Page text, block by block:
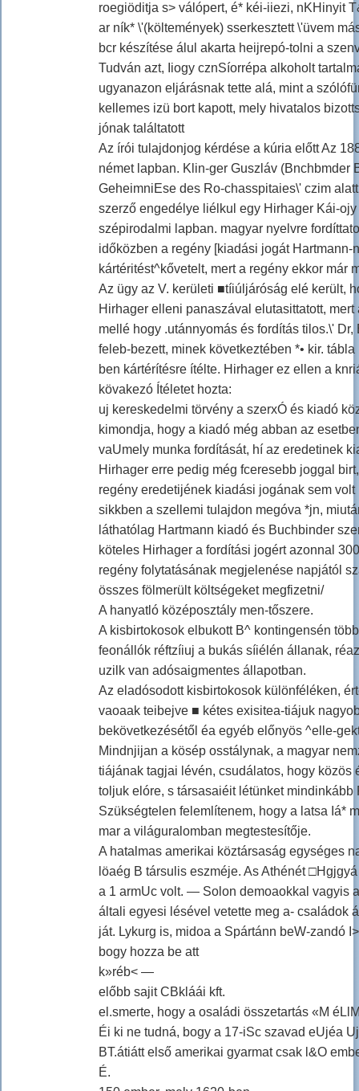
roegiöditja s> válópert, é* kéi-iiezi, nKHinyit
ar ník* \'(költemények) sserkesztett \'üvem
bcr készítése álul akarta heijrepó-tolni a
Tudván azt, Iiogy cznSíorrépa alkoholt
ugyanazon eljárásnak tette alá, mint a
kellemes izü bort kapott, mely hivatalos
jónak találtatott
Az írói tulajdonjog kérdése a kúria előtt Az
német lapban. Klin-ger Guszláv (Bnchbmder
GeheimniEse des Ro-chasspitaies\' czim
szerző engedélye liélkul egy Hirhager Kái-
szépirodalmi lapban. magyar nyelvre
időközben a regény [kiadási jogát Hartmann-
kártéritést^kővetelt, mert a regény ekkor már
Az ügy az V. kerületi ■tíiúljáróság elé került,
Hirhager elleni panaszával elutasittatott,
mellé hogy .utánnyomás és fordítás tilos.\'
feleb-bezett, minek következtében *• kir.
ben kártérítésre ítélte. Hirhager ez ellen a
kövakezó Ítéletet hozta:
uj kereskedelmi törvény a szerxÓ és kiadó
kimondja, hogy a kiadó még abban az
vaUmely munka fordítását, hí az eredetinek
Hirhager erre pedig még fceresebb joggal
regény eredetijének kiadási jogának sem
sikkben a szellemi tulajdon megóva *jn,
láthatólag Hartmann kiadó és Buchbinder
köteles Hirhager a fordítási jogért azonnal
regény folytatásának megjelenése napjától
összes fölmerült költségeket megfizetni/
A hanyatló középosztály men-tőszere.
A kisbirtokosok elbukott B^ kontingensén
feonállók réftzíiuj a bukás síiélén állanak,
uzilk van adósaigmentes állapotban.
Az eladósodott kisbirtokosok különféléken,
vaoaak teibejve ■ kétes exisitea-tiájuk
bekövetkezésétől éa egyéb előnyös ^elle-
Mindnjijan a kösép osstálynak, a magyar
tiájának tagjai lévén, csudálatos, hogy közös
toljuk elóre, s társasaiéit létünket mindinkább
Szükségtelen felemlítenem, hogy a latsa Iá*
mar a világuralomban megtestesítője.
A hatalmas amerikai köztársaság egységes
löaég B társulis eszméje. As Athénét
a 1 armUc volt. — Solon demoaokkal vagyis
általi egyesi lésével vetette meg a- családok
ját. Lykurg is, midoa a Spártánn beW-zandó
bogy hozza be att
k»réb< —
előbb sajit CBkláái kft.
el.smerte, hogy a osaládi összetartás «M
Éi ki ne tudná, bogy a 17-iSc szavad eUjéa
BT.átiátt első amerikai gyarmat csak l&O
É.